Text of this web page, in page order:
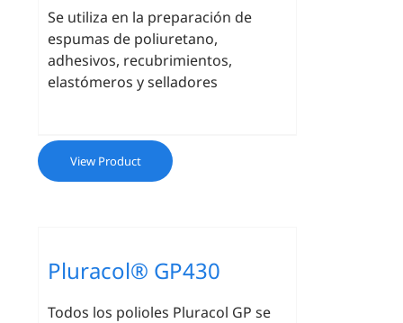
Se utiliza en la preparación de
espumas de poliuretano,
adhesivos, recubrimientos,
elastómeros y selladores
View Product
Pluracol® GP430
Todos los polioles Pluracol GP se